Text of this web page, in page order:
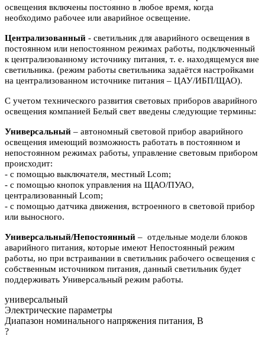
освещения включены постоянно в любое время, когда
необходимо рабочее или аварийное освещение.
Централизованный - светильник для аварийного освещения в
постоянном или непостоянном режимах работы, подключенный
к централизованному источнику питания, т. е. находящемуся вне
светильника. (режим работы светильника задаётся настройками
на централизованном источнике питания – ЦАУ/ИБП/ЩАО).
С учетом технического развития световых приборов аварийного
освещения компанией Белый свет введены следующие термины:
Универсальный – автономный световой прибор аварийного
освещения имеющий возможность работать в постоянном и
непостоянном режимах работы, управление световым прибором
происходит:
- с помощью выключателя, местный Lcom;
- с помощью кнопок управления на ЩАО/ПУАО,
централизованный Lcom;
- с помощью датчика движения, встроенного в световой прибор
или выносного.
Универсальный/Непостоянный – отдельные модели блоков
аварийного питания, которые имеют Непостоянный режим
работы, но при встраивании в светильник рабочего освещения с
собственным источником питания, данный светильник будет
поддерживать Универсальный режим работы.
универсальный
Электрические параметры
Диапазон номинального напряжения питания, В
?